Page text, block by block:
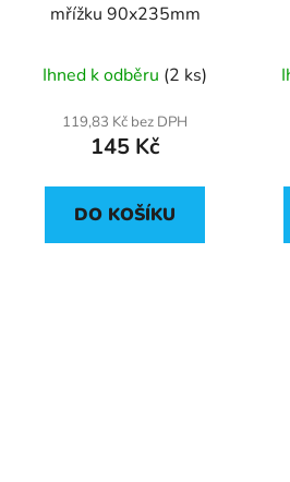
mřížku 90x235mm
Ihned k odběru (2 ks)
119,83 Kč bez DPH
145 Kč
DO KOŠÍKU